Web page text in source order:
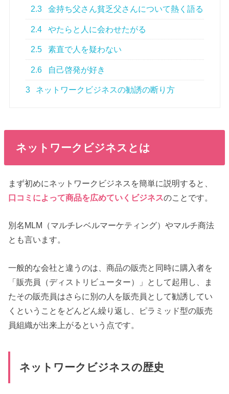
2.3 金持ち父さん貧乏父さんについて熱く語る
2.4 やたらと人に会わせたがる
2.5 素直で人を疑わない
2.6 自己啓発が好き
3 ネットワークビジネスの勧誘の断り方
ネットワークビジネスとは
まず初めにネットワークビジネスを簡単に説明すると、
口コミによって商品を広めていくビジネスのことです。
別名MLM（マルチレベルマーケティング）やマルチ商法
とも言います。
一般的な会社と違うのは、商品の販売と同時に購入者を
「販売員（ディストリビューター）」として起用し、ま
たその販売員はさらに別の人を販売員として勧誘してい
くということをどんどん繰り返し、ピラミッド型の販売
員組織が出来上がるという点です。
ネットワークビジネスの歴史